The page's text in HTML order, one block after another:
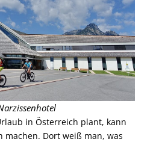
in Österreich plant, kann
machen. Dort weiß man, was